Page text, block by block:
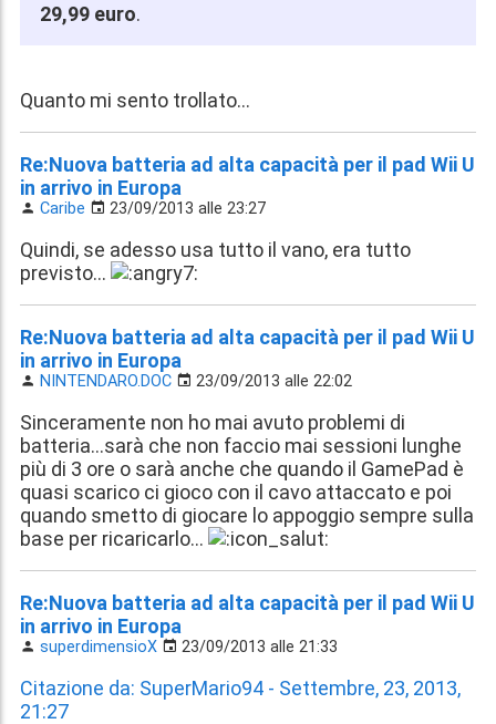
29,99 euro.
Quanto mi sento trollato...
Re:Nuova batteria ad alta capacità per il pad Wii U
in arrivo in Europa
Caribe 23/09/2013 alle 23:27
Quindi, se adesso usa tutto il vano, era tutto
previsto...
Re:Nuova batteria ad alta capacità per il pad Wii U
in arrivo in Europa
NINTENDARO.DOC 23/09/2013 alle 22:02
Sinceramente non ho mai avuto problemi di
batteria...sarà che non faccio mai sessioni lunghe
più di 3 ore o sarà anche che quando il GamePad è
quasi scarico ci gioco con il cavo attaccato e poi
quando smetto di giocare lo appoggio sempre sulla
base per ricaricarlo...
Re:Nuova batteria ad alta capacità per il pad Wii U
in arrivo in Europa
superdimensioX 23/09/2013 alle 21:33
Citazione da: SuperMario94 - Settembre, 23, 2013,
21:27